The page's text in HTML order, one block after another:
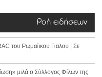
Ροή ειδήσεων
του Ρωμαίικου Γιαλου | Σε
μιλά ο Σύλλογος Φίλων της